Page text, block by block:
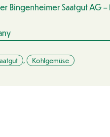
Bingenheimer Saatgut AG –
, Kohlgemüse